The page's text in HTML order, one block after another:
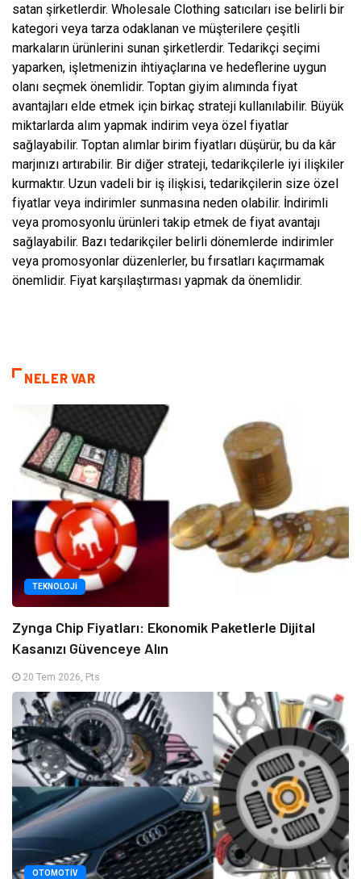
satan şirketlerdir. Wholesale Clothing satıcıları ise belirli bir
kategori veya tarza odaklanan ve müşterilere çeşitli
markaların ürünlerini sunan şirketlerdir. Tedarikçi seçimi
yaparken, işletmenizin ihtiyaçlarına ve hedeflerine uygun
olanı seçmek önemlidir. Toptan giyim alımında fiyat
avantajları elde etmek için birkaç strateji kullanılabilir. Büyük
miktarlarda alım yapmak indirim veya özel fiyatlar
sağlayabilir. Toptan alımlar birim fiyatları düşürür, bu da kâr
marjınızı artırabilir. Bir diğer strateji, tedarikçilerle iyi ilişkiler
kurmaktır. Uzun vadeli bir iş ilişkisi, tedarikçilerin size özel
fiyatlar veya indirimler sunmasına neden olabilir. İndirimli
veya promosyonlu ürünleri takip etmek de fiyat avantajı
sağlayabilir. Bazı tedarikçiler belirli dönemlerde indirimler
veya promosyonlar düzenlerler, bu fırsatları kaçırmamak
önemlidir. Fiyat karşılaştırması yapmak da önemlidir.
NELER VAR
TEKNOLOJI
Zynga Chip Fiyatları: Ekonomik Paketlerle Dijital
Kasanızı Güvenceye Alın
20 Tem 2026, Pts
OTOMOTIV